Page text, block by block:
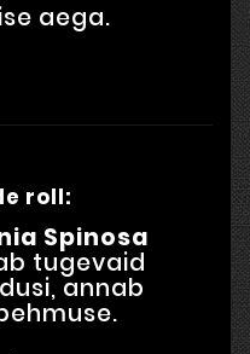
aega.
roll:
Spinosa
tugevaid
annab